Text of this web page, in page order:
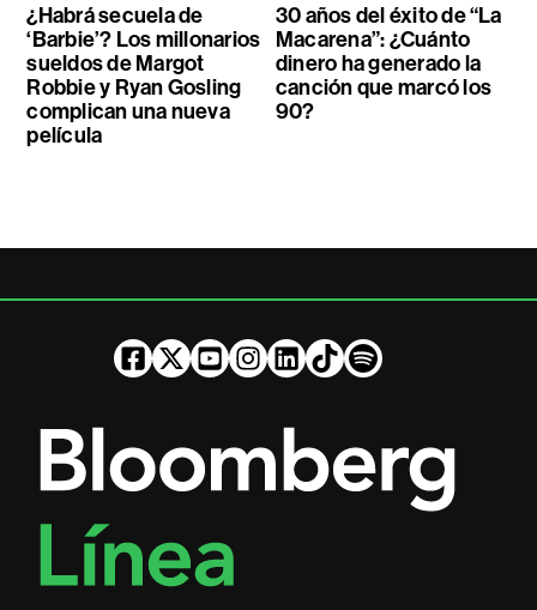
¿Habrá secuela de
‘Barbie’? Los millonarios
sueldos de Margot
Robbie y Ryan Gosling
complican una nueva
película
30 años del éxito de “La
Macarena”: ¿Cuánto
dinero ha generado la
canción que marcó los
90?